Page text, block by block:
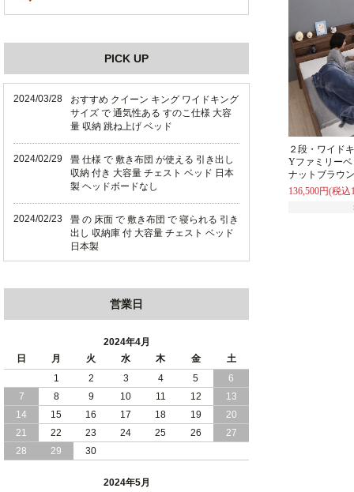
２段・ワイド
Yファミリー
ナットブラウン
136,500円(税込
PICK UP
2024/03/28
おすすめ クイーン キング ワイドキング
サイズ で 通気性ある すのこ仕様 大容
量 収納 跳ね上げ ベッド
2024/02/29
畳 仕様 で 敷き布団 が使える 引き出し
収納 付き 大容量 チェスト ベッド 日本
製 ヘッドボードなし
2024/02/23
畳 の 床面 で 敷き布団 で 寝られる 引き
出し 収納庫 付 大容量 チェスト ベッド
日本製
タイリッシュ 国産 日本製 チェスト ベ
2024/02/02
日本製 引出し 収納 と 棚 コンセント が
付いた シンプル デザイン チェスト ベ
ッド
2024/01/24
シンプル スタイリッシュ 引出し 収納
モダンライト コンセント 付き 日本製
営業日
2024年4月
日
月 火 水 木 金
土
1
2 3 4 5
6
7
8 9 10 11 12
13
14
15 16 17 18 19
20
21
22 23 24 25 26
27
28
29 30
2024年5月